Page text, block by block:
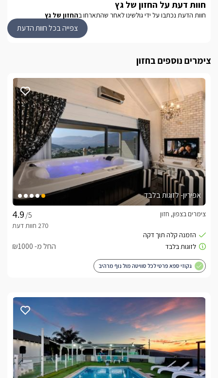
* לא ניתן להשמיע מוזיקה בשבת.
בקתות העץ
בכל אחת מארבעת בקתות העץ הכפריות תמצאו ג'קוזי זוגי מרווח,
מיטה זוגית מפנקת וממולה טלוויזיית LCD המחוברת ללוויין, מטבחון
חשמלי, מיקרוגל וכלי מטבח כירה חשמלית. פינת ישיבה רומנטית
וספה שנפתחת למיטה.כל הבקתות ממוזגות עם מזגנים חדישים,
ולמתחם אינטרנט אלחוטי לשימושכם.
איזור החוץ
ליהנות מבריכת שחייה מפנקת (מחוממת ומקורה בחודשי החורף),
שעשועים.במתחם ישנו ממטבחון חיצוני עם ארונות לאחסון, תנור,
המקום מתאים גם למגזר הדתי ולא ניתן להדליק מנגל בשבת.
כלול באירוח, תוספות ופינוקים
קלה, שוקולדים ועוד. כמובן שמגבות רחצה איכותיות, שמפו, מרכך,
להזמין מגוון טיפולים לגוף ולנפש בתיאום מראש ועלות נפרדת.
חוות דעת על החזון של גץ
חוות הדעת נכתבו על ידי גולשינו לאחר שהתארחו בהחזון של גץ
צפייה בכל חוות הדעת
צימרים נוספים בחזון
אפיריון- לזוגות בלבד
/5
צימרים בצפון, חזון
החל מ- ₪1000
גקוזי ספא פרטי לכל סוויטה מול נוף מרהיב